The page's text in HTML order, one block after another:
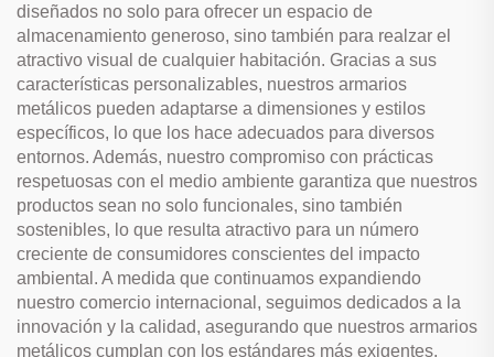
diseñados no solo para ofrecer un espacio de
almacenamiento generoso, sino también para realzar el
atractivo visual de cualquier habitación. Gracias a sus
características personalizables, nuestros armarios
metálicos pueden adaptarse a dimensiones y estilos
específicos, lo que los hace adecuados para diversos
entornos. Además, nuestro compromiso con prácticas
respetuosas con el medio ambiente garantiza que nuestros
productos sean no solo funcionales, sino también
sostenibles, lo que resulta atractivo para un número
creciente de consumidores conscientes del impacto
ambiental. A medida que continuamos expandiendo
nuestro comercio internacional, seguimos dedicados a la
innovación y la calidad, asegurando que nuestros armarios
metálicos cumplan con los estándares más exigentes.